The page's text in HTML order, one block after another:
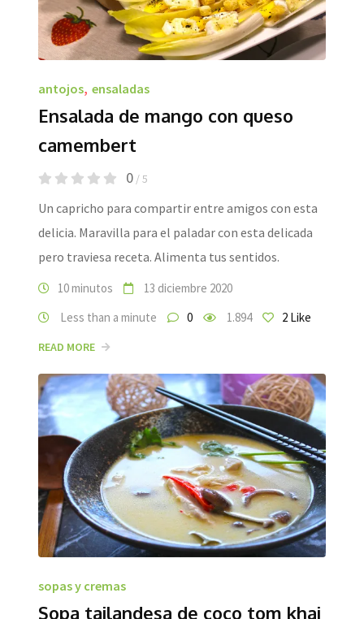
antojos, ensaladas
Ensalada de mango con queso
camembert
0 / 5
Un capricho para compartir entre amigos con esta
delicia. Maravilla para el paladar con esta delicada
pero traviesa receta. Alimenta tus sentidos.
10 minutos
13 diciembre 2020
Less than a minute
0 1.894 2 Like
READ MORE
sopas y cremas
Sopa tailandesa de coco tom khai